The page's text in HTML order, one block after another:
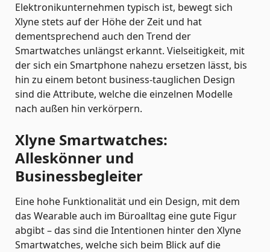
Elektronikunternehmen typisch ist, bewegt sich
Xlyne stets auf der Höhe der Zeit und hat
dementsprechend auch den Trend der
Smartwatches unlängst erkannt. Vielseitigkeit, mit
der sich ein Smartphone nahezu ersetzen lässt, bis
hin zu einem betont business-tauglichen Design
sind die Attribute, welche die einzelnen Modelle
nach außen hin verkörpern.
Xlyne Smartwatches:
Alleskönner und
Businessbegleiter
Eine hohe Funktionalität und ein Design, mit dem
das Wearable auch im Büroalltag eine gute Figur
abgibt – das sind die Intentionen hinter den Xlyne
Smartwatches, welche sich beim Blick auf die